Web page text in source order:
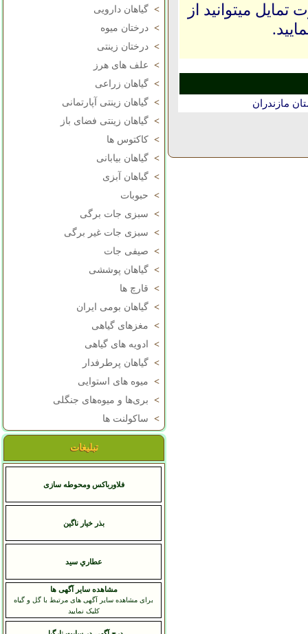
> گیاهان دارویی
> درختان میوه
> درختان زینتی
> علف های هرز
> گیاهان زراعی
> گیاهان زینتی آپارتمانی
> گیاهان زینتی فضای باز
> کاکتوس ها
> گیاهان بیابانی
> گیاهان آبزی
> حبوبات
> سبزی جات برگی
> سبزی جات غیر برگی
> صیفی جات
> گیاهان پوششی
> قارچ ها
> گیاهان بومی ایران
> مغزهای گیاهی
>
ادویه های گیاهی
> گیاهان پرطرفدار
> میوه های استوایی
> بری‌ها و میوه‌های جنگلی
> ساکولنت ها
تبلیغات
فلاورباکس ومحوطه سازی
بذر خیار ناگین
عطاري سيد
مشاهده سایر آگهی ها
برای مشاهده سایر آگهی های مرتبط با گل و گیاه
کلیک نمایید
میتوانید از
مازندران